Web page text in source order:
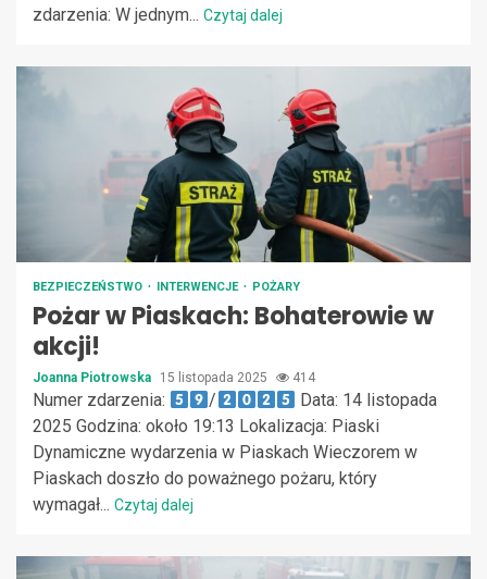
zdarzenia: W jednym... Czytaj dalej
BEZPIECZEŃSTWO INTERWENCJE POŻARY
Pożar w Piaskach: Bohaterowie w
akcji!
Joanna Piotrowska 15 listopada 2025 414
Numer zdarzenia: /
Data: 14 listopada
2025 Godzina: około 19:13 Lokalizacja: Piaski
Dynamiczne wydarzenia w Piaskach Wieczorem w
Piaskach doszło do poważnego pożaru, który
wymagał... Czytaj dalej